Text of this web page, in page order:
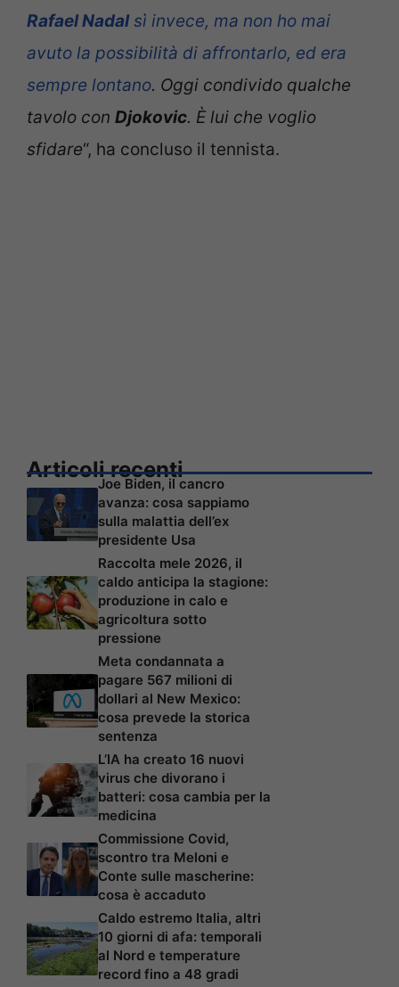
Rafael Nadalsì invece, ma non ho mai
avuto la possibilità di affrontarlo, ed era
sempre lontano. Oggi condivido qualche
tavolo con Djokovic. È lui che voglio
sfidare“, ha concluso il tennista.
Articoli recenti
Joe Biden, il cancro
avanza: cosa sappiamo
sulla malattia dell’ex
presidente Usa
Raccolta mele 2026, il
caldo anticipa la stagione:
produzione in calo e
agricoltura sotto
pressione
Meta condannata a
pagare 567 milioni di
dollari al New Mexico:
cosa prevede la storica
sentenza
L’IA ha creato 16 nuovi
virus che divorano i
batteri: cosa cambia per la
medicina
Commissione Covid,
scontro tra Meloni e
Conte sulle mascherine:
cosa è accaduto
Caldo estremo Italia, altri
10 giorni di afa: temporali
al Nord e temperature
record fino a 48 gradi